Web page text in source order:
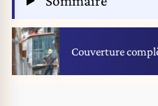
Couverture